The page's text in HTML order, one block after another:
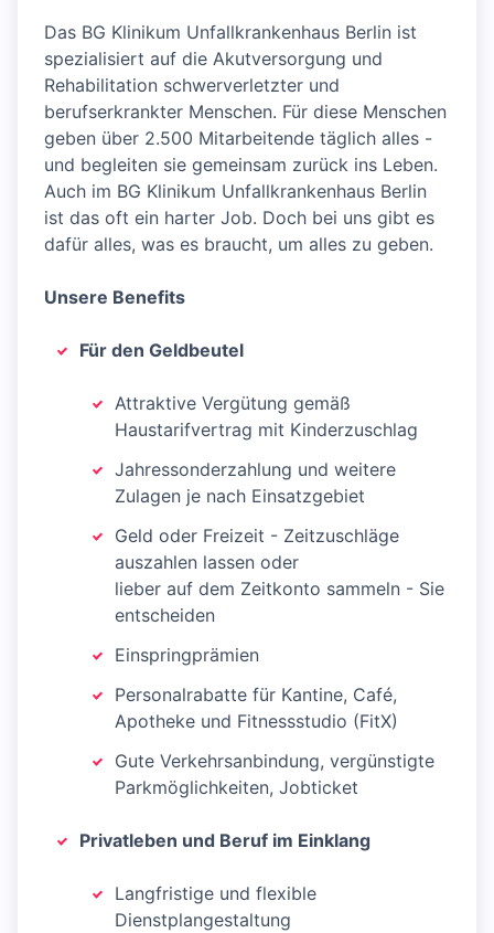
Das BG Klinikum Unfallkrankenhaus Berlin ist
spezialisiert auf die Akutversorgung und
Rehabilitation schwerverletzter und
berufserkrankter Menschen. Für diese Menschen
geben über 2.500 Mitarbeitende täglich alles -
und begleiten sie gemeinsam zurück ins Leben.
Auch im BG Klinikum Unfallkrankenhaus Berlin
ist das oft ein harter Job. Doch bei uns gibt es
dafür alles, was es braucht, um alles zu geben.
Unsere Benefits
Für den Geldbeutel
Attraktive Vergütung gemäß
Haustarifvertrag mit Kinderzuschlag
Jahressonderzahlung und weitere
Zulagen je nach Einsatzgebiet
Geld oder Freizeit - Zeitzuschläge
auszahlen lassen oder
lieber auf dem Zeitkonto sammeln - Sie
entscheiden
Einspringprämien
Personalrabatte für Kantine, Café,
Apotheke und Fitnessstudio (FitX)
Gute Verkehrsanbindung, vergünstigte
Parkmöglichkeiten, Jobticket
Privatleben und Beruf im Einklang
Langfristige und flexible
Dienstplangestaltung